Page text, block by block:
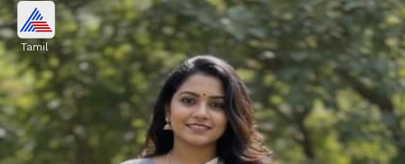
பருத்தி புடவைகள் :
கோடையில் உடலை இதமாகவும்,
காற்றோட்டமாகவும் வைத்திருக்க பியூர்
காட்டன் புடவைகளே சிறந்த தேர்வு. இவை
வியர்வையை எளிதில் உறிஞ்சி, நாள்
முழுவதும் நமக்கு தனி சுகத்தைத் தரும்.
Tamil